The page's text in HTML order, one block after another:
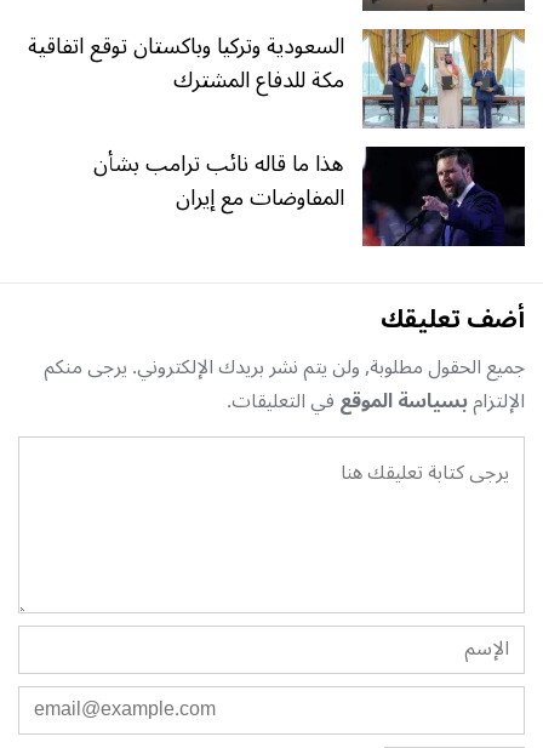
السعودية وتركيا وباكستان توقع اتفاقية
مكة للدفاع المشترك
هذا ما قاله نائب ترامب بشأن
المفاوضات مع إيران
أضف تعليقك
جميع الحقول مطلوبة, ولن يتم نشر بريدك الإلكتروني. يرجى منكم
الإلتزامبسياسة الموقعفي التعليقات.